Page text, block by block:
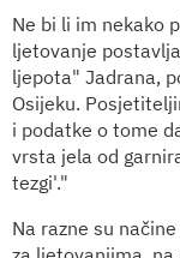
Ne bi li im nekako
ljetovanje
ljepota" Jadrana,
Osijeku.
i podatke o tome
vrsta jela od
tezgi'."
Na razne su